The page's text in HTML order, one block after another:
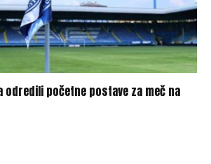
odredili početne postave za meč na